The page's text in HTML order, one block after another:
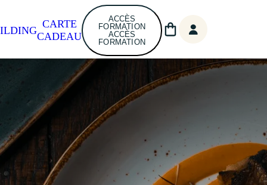
CARTE
CADEAU
ACCÈS
FORMATION
ACCÈS
FORMATION